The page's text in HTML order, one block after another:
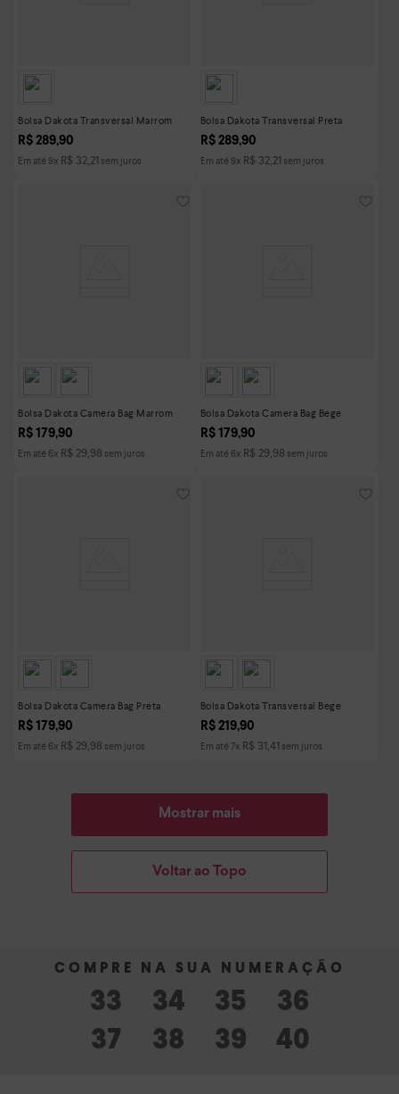
Bolsa Dakota Transversal Marrom
R$ 289,90
Em até 9x R$ 32,21 sem juros
Bolsa Dakota Transversal Preta
R$ 289,90
Em até 9x R$ 32,21 sem juros
Bolsa Dakota Camera Bag Marrom
R$ 179,90
Em até 6x R$ 29,98 sem juros
Bolsa Dakota Camera Bag Bege
R$ 179,90
Em até 6x R$ 29,98 sem juros
Bolsa Dakota Camera Bag Preta
R$ 179,90
Em até 6x R$ 29,98 sem juros
Bolsa Dakota Transversal Bege
R$ 219,90
Em até 7x R$ 31,41 sem juros
Mostrar mais
Voltar ao Topo
33 34 35
36
37
38 39 40